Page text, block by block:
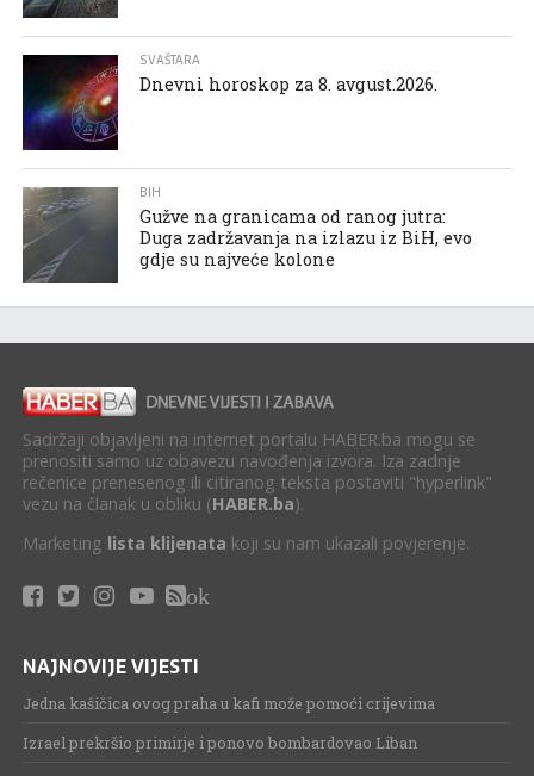
SVAŠTARA
Dnevni horoskop za 8. avgust.2026.
BIH
Gužve na granicama od ranog jutra:
Duga zadržavanja na izlazu iz BiH, evo
gdje su najveće kolone
Sadržaji objavljeni na internet portalu HABER.ba mogu se
prenositi samo uz obavezu navođenja izvora. Iza zadnje
rečenice prenesenog ili citiranog teksta postaviti "hyperlink"
vezu na članak u obliku (HABER.ba).
Marketing lista klijenata koji su nam ukazali povjerenje.
ok
NAJNOVIJE VIJESTI
Jedna kašičica ovog praha u kafi može pomoći crijevima
Izrael prekršio primirje i ponovo bombardovao Liban